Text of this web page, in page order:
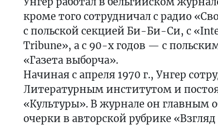
кроме того сотрудничал с радио
с польской секцией Би-Би-Си, с
Tribune», а с 90-х годов — с
«Газета выборча».
Начиная с апреля 1970 г., Унгер
Литературным институтом и
«Культуры». В журнале он главным
очерки в авторской рубрике